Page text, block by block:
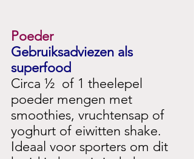
Poeder
Gebruiksadviezen als
superfood
Circa ½  of 1 theelepel
poeder mengen met
smoothies, vruchtensap of
yoghurt of eiwitten shake.
Ideaal voor sporters om dit